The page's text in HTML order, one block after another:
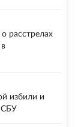
расстрелах
избили и
СБУ